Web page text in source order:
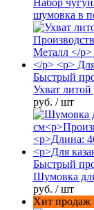
Набор
шумовка в
Быстрый
Ухват литой
руб. / шт
Быстрый
Шумовка
руб. / шт
Хит продаж